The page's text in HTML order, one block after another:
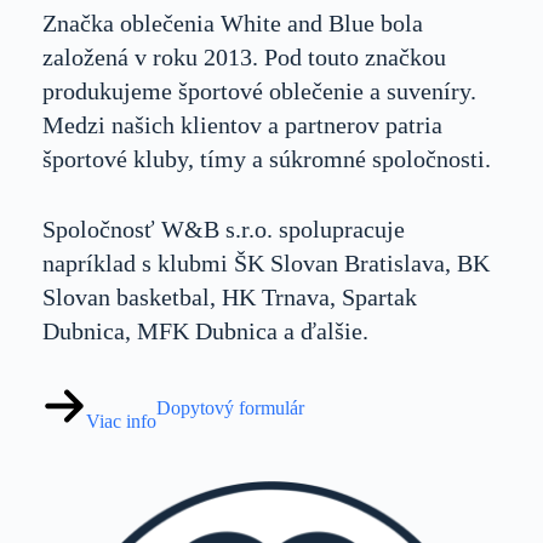
Značka oblečenia White and Blue bola
založená v roku 2013. Pod touto značkou
produkujeme športové oblečenie a suveníry.
Medzi našich klientov a partnerov patria
športové kluby, tímy a súkromné spoločnosti.
Spoločnosť W&B s.r.o. spolupracuje
napríklad s klubmi ŠK Slovan Bratislava, BK
Slovan basketbal, HK Trnava, Spartak
Dubnica, MFK Dubnica a ďalšie.
Viac info
Dopytový formulár